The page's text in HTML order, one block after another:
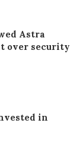
Astra
over security
in